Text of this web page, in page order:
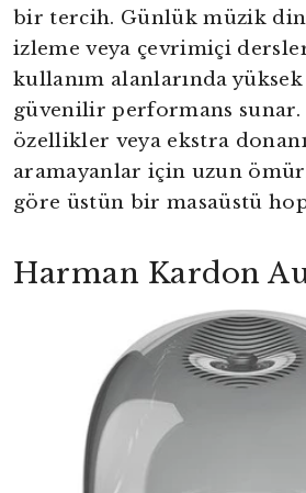
bir tercih. Günlük müzik
izleme veya çevrimiçi
kullanım alanlarında
güvenilir performans sunar.
özellikler veya ekstra
aramayanlar için uzun
göre üstün bir masaüstü
Harman Kardon